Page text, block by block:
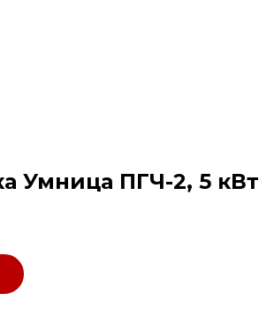
Умница ПГЧ-2, 5 кВт